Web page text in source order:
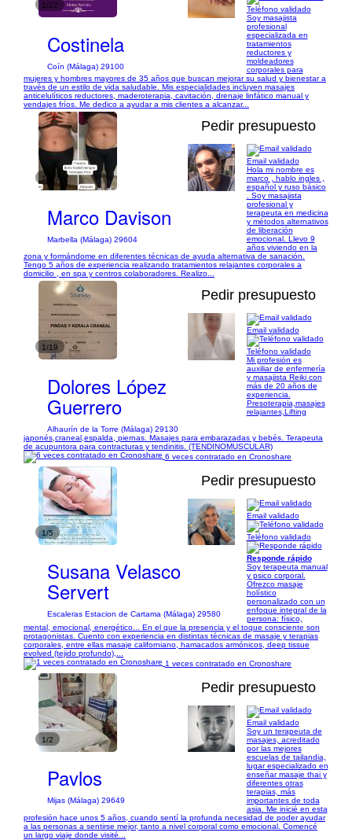
1/22
Costinela
Coín (Málaga) 29100
Teléfono validado
Soy masajista
profesional
especializada en
tratamientos
reductores y
moldeadores
corporales para
mujeres y hombres mayores de 35 años que buscan mejorar su salud y bienestar a
través de un estilo de vida saludable. Mis especialidades incluyen masajes
anticelulíticos reductores, maderoterapia, cavitación, drenaje linfático manual y
vendajes fríos. Me dedico a ayudar a mis clientes a alcanzar...
1/4
Pedir presupuesto
Marco Davison
Marbella (Málaga) 29604
Email validado
Hola mi nombre es
marco , hablo ingles ,
español y ruso básico
. Soy masajista
profesional y
terapeuta en medicina
y métodos alternativos
de liberación
emocional. Llevo 9
años viviendo en la
zona y formándome en diferentes técnicas de ayuda alternativa de sanación.
Tengo 5 años de experiencia realizando tratamientos relajantes corporales a
domicilio , en spa y centros colaboradores. Realizo...
1/19
Pedir presupuesto
Dolores López
Guerrero
Alhaurín de la Torre (Málaga) 29130
Email validado
Teléfono validado
Mi profesión es
auxiliar de enfermería
y masajista Reiki con
más de 20 años de
experiencia.
Presoterapia,masajes
relajantes,Lifting
japonés,craneal,espalda, piernas. Masajes para embarazadas y bebés. Terapeuta
de acupuntora para contracturas y tendinitis. (TENDINOMUSCULAR)
6 veces contratado en Cronoshare
1/5
Pedir presupuesto
Susana Velasco
Servert
Escaleras Estacion de Cartama (Málaga) 29580
Email validado
Teléfono validado
Responde rápido
Soy terapeuta manual
y psico corporal.
Ofrezco masaje
holístico
personalizado con un
enfoque integral de la
persona: físico,
mental, emocional, energético... En el que la presencia y el toque consciente son
protagonistas. Cuento con experiencia en distintas técnicas de masaje y terapias
corporales, entre ellas masaje californiano, hamacados armónicos, deep tissue
evolved (tejido profundo),...
1 veces contratado en Cronoshare
1/2
Pedir presupuesto
Pavlos
Mijas (Málaga) 29649
Email validado
Soy un terapeuta de
masajes, acreditado
por las mejores
escuelas de tailandia,
lugar especializado en
enseñar masaje thai y
diferentes otras
terapias, más
importantes de toda
asia. Me inicié en esta
profesión hace unos 5 años, cuando sentí la profunda necesidad de poder ayudar
a las personas a sentirse mejor, tanto a nivel corporal como emocional. Comencé
un largo viaje donde visité...